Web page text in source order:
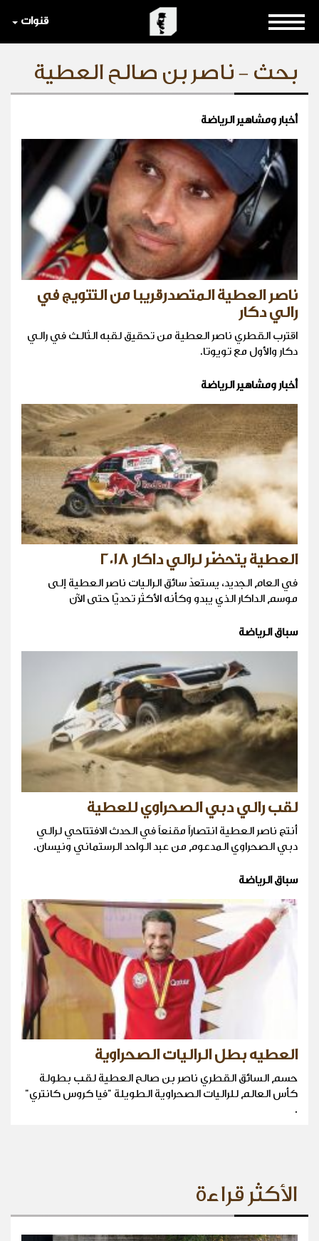
قنوات
بحث - ناصر بن صالح العطية
أخبار ومشاهير الرياضة
ناصر العطية المتصدرقريبا من التتويج في
رالي دكار
اقترب القطري ناصر العطية من تحقيق لقبه الثالث في رالي
دكار والأول مع تويوتا.
أخبار ومشاهير الرياضة
العطية يتحضّر لرالي داكار ٢٠١٨
في العام الجديد، يستعدّ سائق الراليات ناصر العطية إلى
موسم الداكار الذي يبدو وكأنه الأكثر تحديًّا حتى الآن
سباق الرياضة
لقب رالي دبي الصحراوي للعطية
أنتج ناصر العطية انتصاراً مقنعاً في الحدث الافتتاحي لرالي
دبي الصحراوي المدعوم من عبد الواحد الرستماني ونيسان.
سباق الرياضة
العطيه بطل الراليات الصحراوية
حسم السائق القطري ناصر بن صالح العطية لقب بطولة
كأس العالم للراليات الصحراوية الطويلة "فيا كروس كانتري"
.
الأكثر قراءة